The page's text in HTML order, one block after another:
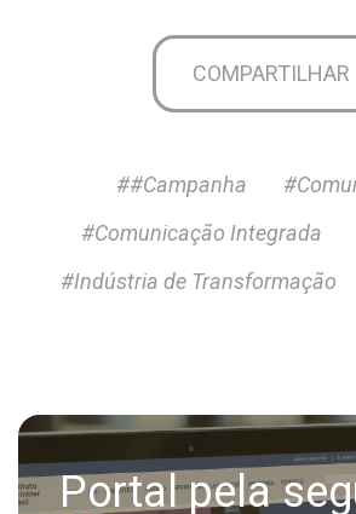
COMPARTILHAR
##Campanha
#Comunicação Integrada
#Indústria de Transformação
Portal pela